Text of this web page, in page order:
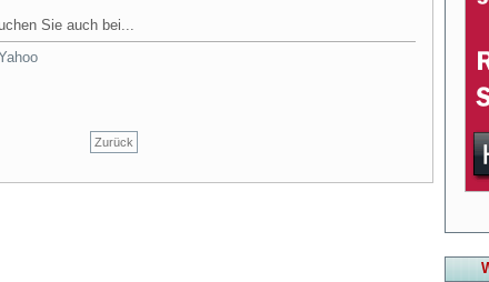
Sie auch bei...
Zurück